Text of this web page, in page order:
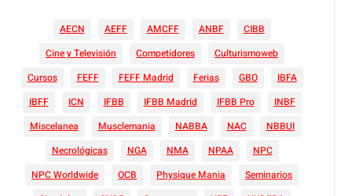
AECN AEFF AMCFF ANBF
CIBB
Cine y Televisión
Competidores
Culturismoweb
Cursos
FEFF FEFF Madrid Ferias GBO
IBFA
IBFF
ICN IFBB IFBB Madrid IFBB Pro
INBF
Miscelanea
Musclemania NABBA NAC
NBBUI
Necrológicas
NGA NMA NPAA
NPC
NPC Worldwide
OCB Physique Mania
Seminarios